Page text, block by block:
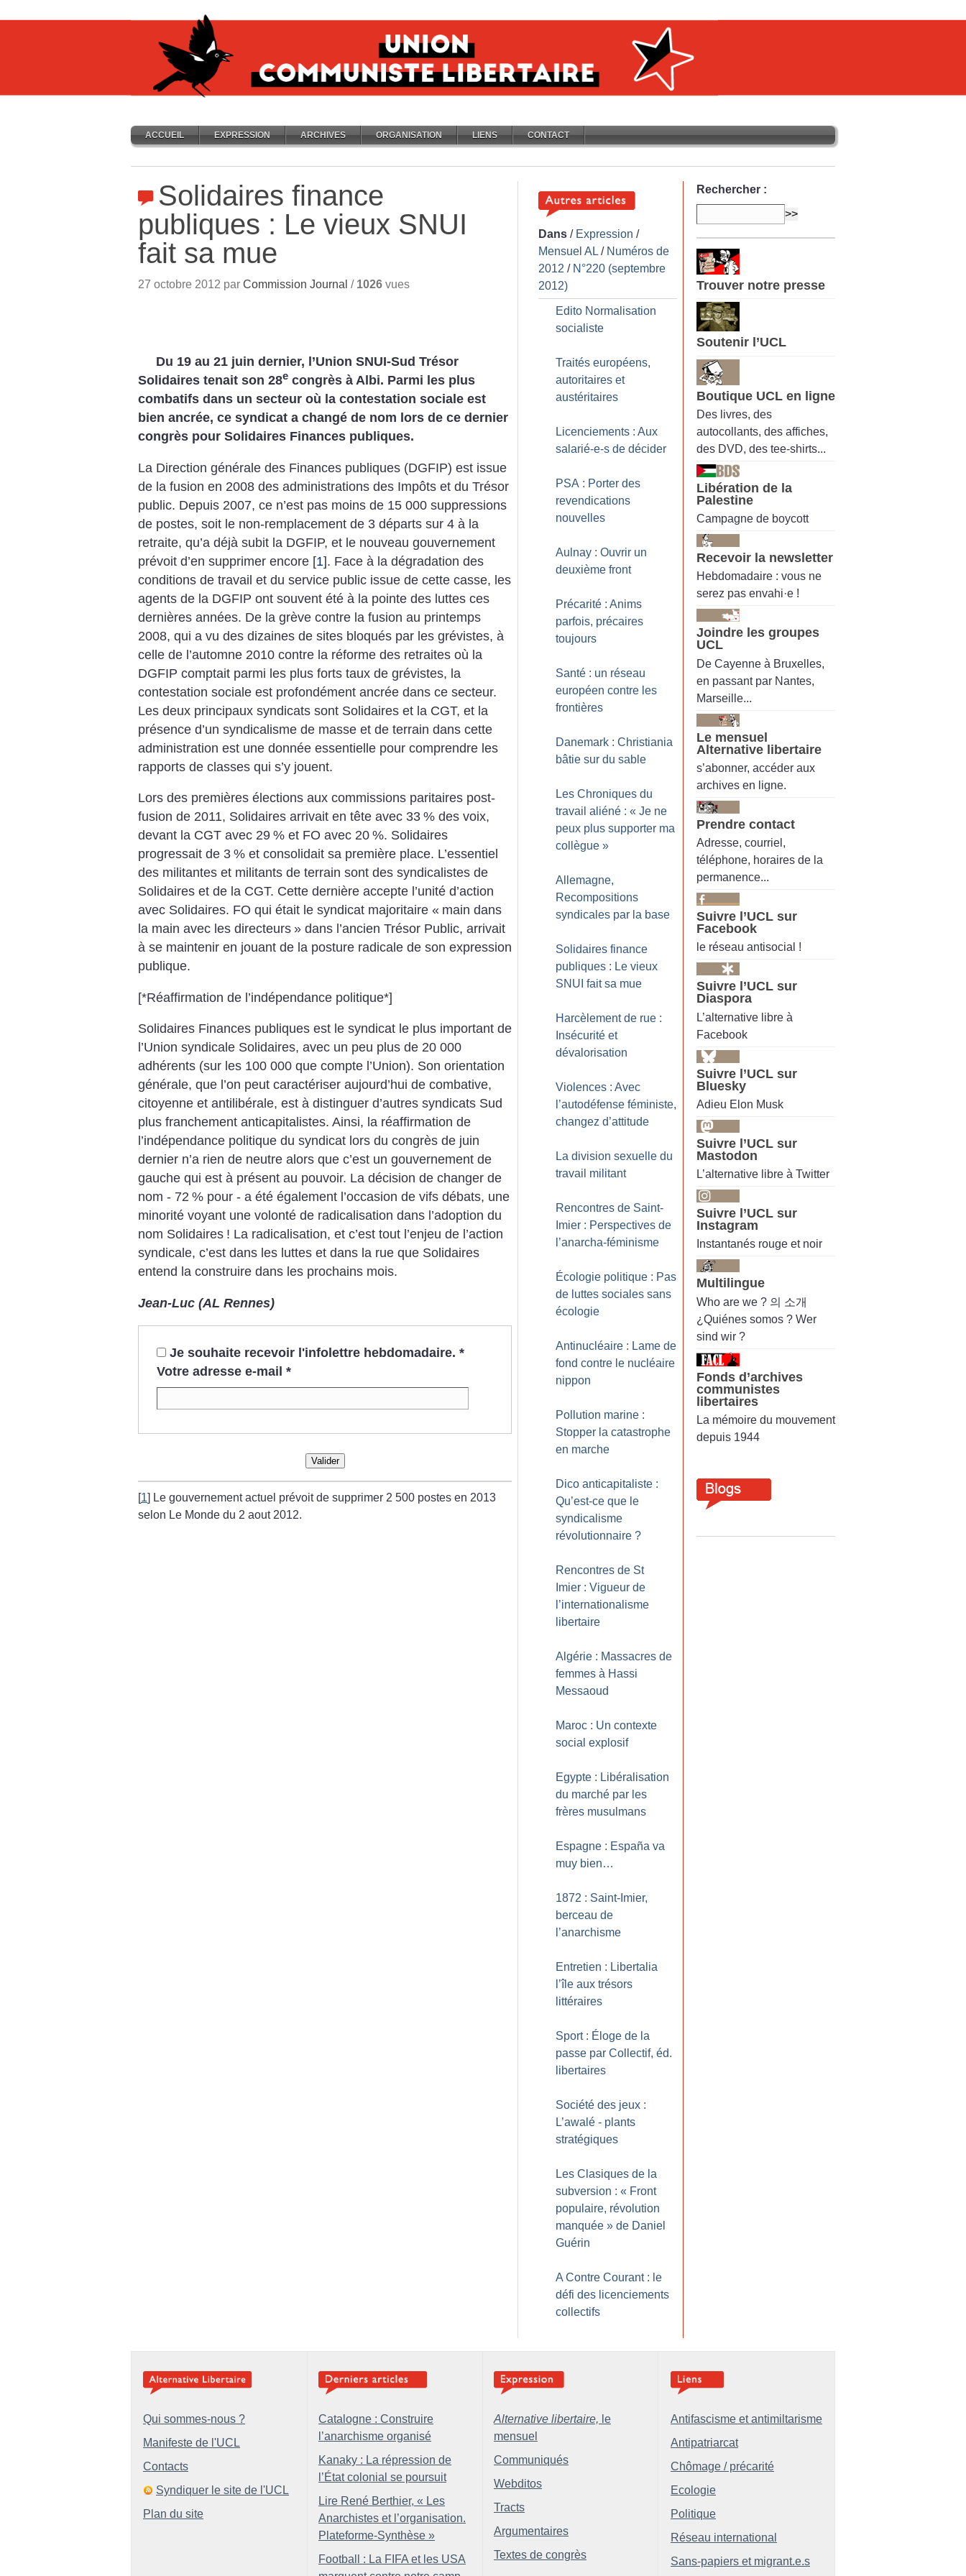
ACCUEIL EXPRESSION ARCHIVES ORGANISATION LIENS CONTACT
Solidaires finance
publiques : Le vieux SNUI
fait sa mue
27 octobre 2012 par Commission Journal / 1026 vues
Du 19 au 21 juin dernier, l’Union SNUI-Sud Trésor
Solidaires tenait son 28e congrès à Albi. Parmi les plus
combatifs dans un secteur où la contestation sociale est
bien ancrée, ce syndicat a changé de nom lors de ce dernier
congrès pour Solidaires Finances publiques.
La Direction générale des Finances publiques (DGFIP) est issue
de la fusion en 2008 des administrations des Impôts et du Trésor
public. Depuis 2007, ce n’est pas moins de 15 000 suppressions
de postes, soit le non-remplacement de 3 départs sur 4 à la
retraite, qu’a déjà subit la DGFIP, et le nouveau gouvernement
prévoit d’en supprimer encore [1]. Face à la dégradation des
conditions de travail et du service public issue de cette casse, les
agents de la DGFIP ont souvent été à la pointe des luttes ces
dernières années. De la grève contre la fusion au printemps
2008, qui a vu des dizaines de sites bloqués par les grévistes, à
celle de l’automne 2010 contre la réforme des retraites où la
DGFIP comptait parmi les plus forts taux de grévistes, la
contestation sociale est profondément ancrée dans ce secteur.
Les deux principaux syndicats sont Solidaires et la CGT, et la
présence d’un syndicalisme de masse et de terrain dans cette
administration est une donnée essentielle pour comprendre les
rapports de classes qui s’y jouent.
Lors des premières élections aux commissions paritaires post-
fusion de 2011, Solidaires arrivait en tête avec 33 % des voix,
devant la CGT avec 29 % et FO avec 20 %. Solidaires
progressait de 3 % et consolidait sa première place. L’essentiel
des militantes et militants de terrain sont des syndicalistes de
Solidaires et de la CGT. Cette dernière accepte l’unité d’action
avec Solidaires. FO qui était le syndicat majoritaire « main dans
la main avec les directeurs » dans l’ancien Trésor Public, arrivait
à se maintenir en jouant de la posture radicale de son expression
publique.
[*Réaffirmation de l’indépendance politique*]
Solidaires Finances publiques est le syndicat le plus important de
l’Union syndicale Solidaires, avec un peu plus de 20 000
adhérents (sur les 100 000 que compte l’Union). Son orientation
générale, que l’on peut caractériser aujourd’hui de combative,
citoyenne et antilibérale, est à distinguer d’autres syndicats Sud
plus franchement anticapitalistes. Ainsi, la réaffirmation de
l’indépendance politique du syndicat lors du congrès de juin
dernier n’a rien de neutre alors que c’est un gouvernement de
gauche qui est à présent au pouvoir. La décision de changer de
nom - 72 % pour - a été également l’occasion de vifs débats, une
minorité voyant une volonté de radicalisation dans l’adoption du
nom Solidaires ! La radicalisation, et c’est tout l’enjeu de l’action
syndicale, c’est dans les luttes et dans la rue que Solidaires
entend la construire dans les prochains mois.
Jean-Luc (AL Rennes)
Je souhaite recevoir l'infolettre hebdomadaire. *
Votre adresse e-mail *
Valider
[1] Le gouvernement actuel prévoit de supprimer 2 500 postes en 2013
selon Le Monde du 2 aout 2012.
Dans / Expression /
Mensuel AL / Numéros de
2012 / N°220 (septembre
2012)
Edito Normalisation
socialiste
Traités européens,
autoritaires et
austéritaires
Licenciements : Aux
salarié-e-s de décider
PSA : Porter des
revendications
nouvelles
Aulnay : Ouvrir un
deuxième front
Précarité : Anims
parfois, précaires
toujours
Santé : un réseau
européen contre les
frontières
Danemark : Christiania
bâtie sur du sable
Les Chroniques du
travail aliéné : « Je ne
peux plus supporter ma
collègue »
Allemagne,
Recompositions
syndicales par la base
Solidaires finance
publiques : Le vieux
SNUI fait sa mue
Harcèlement de rue :
Insécurité et
dévalorisation
Violences : Avec
l’autodéfense féministe,
changez d’attitude
La division sexuelle du
travail militant
Rencontres de Saint-
Imier : Perspectives de
l’anarcha-féminisme
Écologie politique : Pas
de luttes sociales sans
écologie
Antinucléaire : Lame de
fond contre le nucléaire
nippon
Pollution marine :
Stopper la catastrophe
en marche
Dico anticapitaliste :
Qu’est-ce que le
syndicalisme
révolutionnaire ?
Rencontres de St
Imier : Vigueur de
l’internationalisme
libertaire
Algérie : Massacres de
femmes à Hassi
Messaoud
Maroc : Un contexte
social explosif
Egypte : Libéralisation
du marché par les
frères musulmans
Espagne : España va
muy bien…
1872 : Saint-Imier,
berceau de
l’anarchisme
Entretien : Libertalia
l’île aux trésors
littéraires
Sport : Éloge de la
passe par Collectif, éd.
libertaires
Société des jeux :
L’awalé - plants
stratégiques
Les Clasiques de la
subversion : « Front
populaire, révolution
manquée » de Daniel
Guérin
A Contre Courant : le
défi des licenciements
collectifs
Rechercher :
Trouver notre presse
Soutenir l’UCL
Boutique UCL en ligne
Des livres, des
autocollants, des affiches,
des DVD, des tee-shirts...
Libération de la
Palestine
Campagne de boycott
Recevoir la newsletter
Hebdomadaire : vous ne
serez pas envahi·e !
Joindre les groupes
UCL
De Cayenne à Bruxelles,
en passant par Nantes,
Marseille...
Le mensuel
Alternative libertaire
s’abonner, accéder aux
archives en ligne.
Prendre contact
Adresse, courriel,
téléphone, horaires de la
permanence...
Suivre l’UCL sur
Facebook
le réseau antisocial !
Suivre l’UCL sur
Diaspora
L’alternative libre à
Facebook
Suivre l’UCL sur
Bluesky
Adieu Elon Musk
Suivre l’UCL sur
Mastodon
L’alternative libre à Twitter
Suivre l’UCL sur
Instagram
Instantanés rouge et noir
Multilingue
Who are we ? 의 소개
¿Quiénes somos ? Wer
sind wir ?
Fonds d’archives
communistes
libertaires
La mémoire du mouvement
depuis 1944
Qui sommes-nous ?
Manifeste de l'UCL
Contacts
Syndiquer le site de l'UCL
Plan du site
Catalogne : Construire
l’anarchisme organisé
Kanaky : La répression de
l’État colonial se poursuit
Lire René Berthier, « Les
Anarchistes et l’organisation.
Plateforme-Synthèse »
Football : La FIFA et les USA
Alternative libertaire, le
mensuel
Communiqués
Webditos
Tracts
Argumentaires
Textes de congrès
Antifascisme et antimiltarisme
Antipatriarcat
Chômage / précarité
Ecologie
Politique
Réseau international
Sans-papiers et migrant.e.s